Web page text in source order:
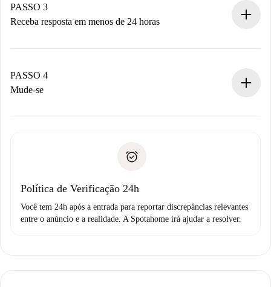
Não cobramos nada até que o proprietário confirme.
PASSO 3
Receba resposta em menos de 24 horas
proprietário.
Se recusada: não cobraremos nada e ofereceremos
Débito direto bancário
PASSO 4
Mude-se
não comunicar nenhum problema.
Política de Verificação 24h
Você tem 24h após a entrada para reportar discrepâncias relevantes
entre o anúncio e a realidade. A Spotahome irá ajudar a resolver.